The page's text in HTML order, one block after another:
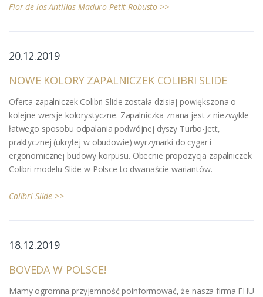
Flor de las Antillas Maduro Petit Robusto >>
20.12.2019
NOWE KOLORY ZAPALNICZEK COLIBRI SLIDE
Oferta zapalniczek Colibri Slide została dzisiaj powiększona o
kolejne wersje kolorystyczne. Zapalniczka znana jest z niezwykle
łatwego sposobu odpalania podwójnej dyszy Turbo-Jett,
praktycznej (ukrytej w obudowie) wyrzynarki do cygar i
ergonomicznej budowy korpusu. Obecnie propozycja zapalniczek
Colibri modelu Slide w Polsce to dwanaście wariantów.
Colibri Slide >>
18.12.2019
BOVEDA W POLSCE!
Mamy ogromna przyjemność poinformować, że nasza firma FHU